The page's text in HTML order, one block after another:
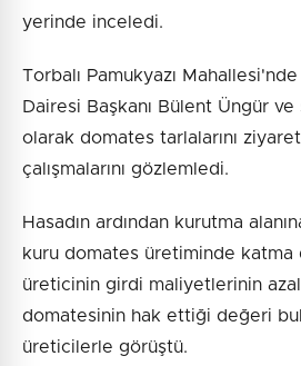
yerinde inceledi.
Torbalı Pamukyazı
Dairesi Başkanı Bülent Üngür
olarak domates tarlalarını
çalışmalarını gözlemledi.
Hasadın ardından kurutma
kuru domates üretiminde katma
üreticinin girdi maliyetlerinin
domatesinin hak ettiği değeri
üreticilerle görüştü.